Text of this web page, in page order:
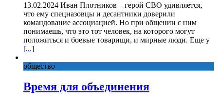
13.02.2024 Иван Плотников – герой СВО удивляется,
что ему спецназовцы и десантники доверили
командование ассоциацией. Но при общении с ним
понимаешь, что это тот человек, на которого могут
положиться и боевые товарищи, и мирные люди. Еще у
[...]
общество
Время для объединения